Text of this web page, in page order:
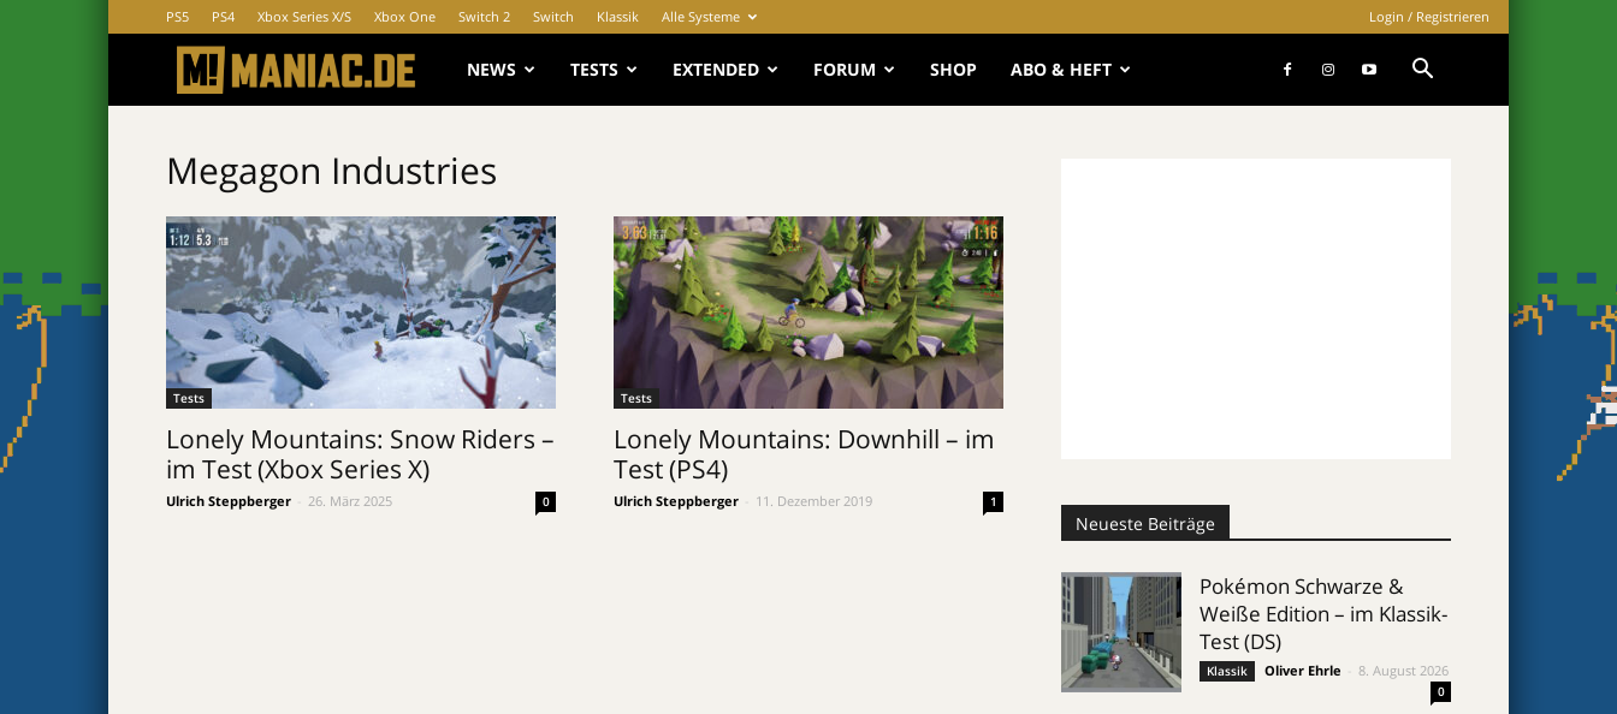
PS5 PS4 Xbox Series X/S Xbox One Switch 2 Switch Klassik Alle Systeme Login / Registrieren
MANIAC.de
NEWS TESTS EXTENDED FORUM SHOP ABO & HEFT
Megagon Industries
Tests
Lonely Mountains: Snow Riders –
im Test (Xbox Series X)
Ulrich Steppberger 26. März 2025 0
Tests
Lonely Mountains: Downhill – im
Test (PS4)
Ulrich Steppberger 11. Dezember 2019 1
Neueste Beiträge
Pokémon Schwarze &
Weiße Edition – im Klassik-
Test (DS)
Klassik Oliver Ehrle 8. August 2026
0